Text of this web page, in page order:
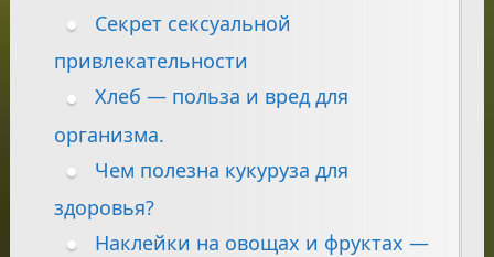
Секрет сексуальной
привлекательности
Хлеб — польза и вред для
организма.
Чем полезна кукуруза для
здоровья?
Наклейки на овощах и фруктах —